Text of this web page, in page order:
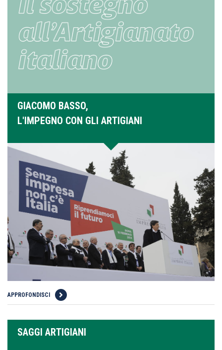
GIACOMO BASSO,
L'IMPEGNO CON GLI ARTIGIANI
APPROFONDISCI
SAGGI ARTIGIANI